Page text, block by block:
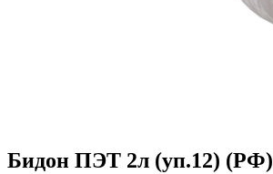
Бидон ПЭТ 2л (уп.12) (РФ)